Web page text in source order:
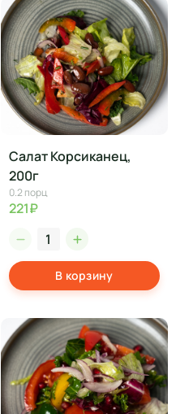
Салат Корсиканец,
200г
0.2 порц
221₽
В корзину